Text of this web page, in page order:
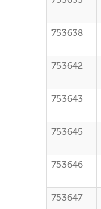
753638
753642
753643
753645
753646
753647